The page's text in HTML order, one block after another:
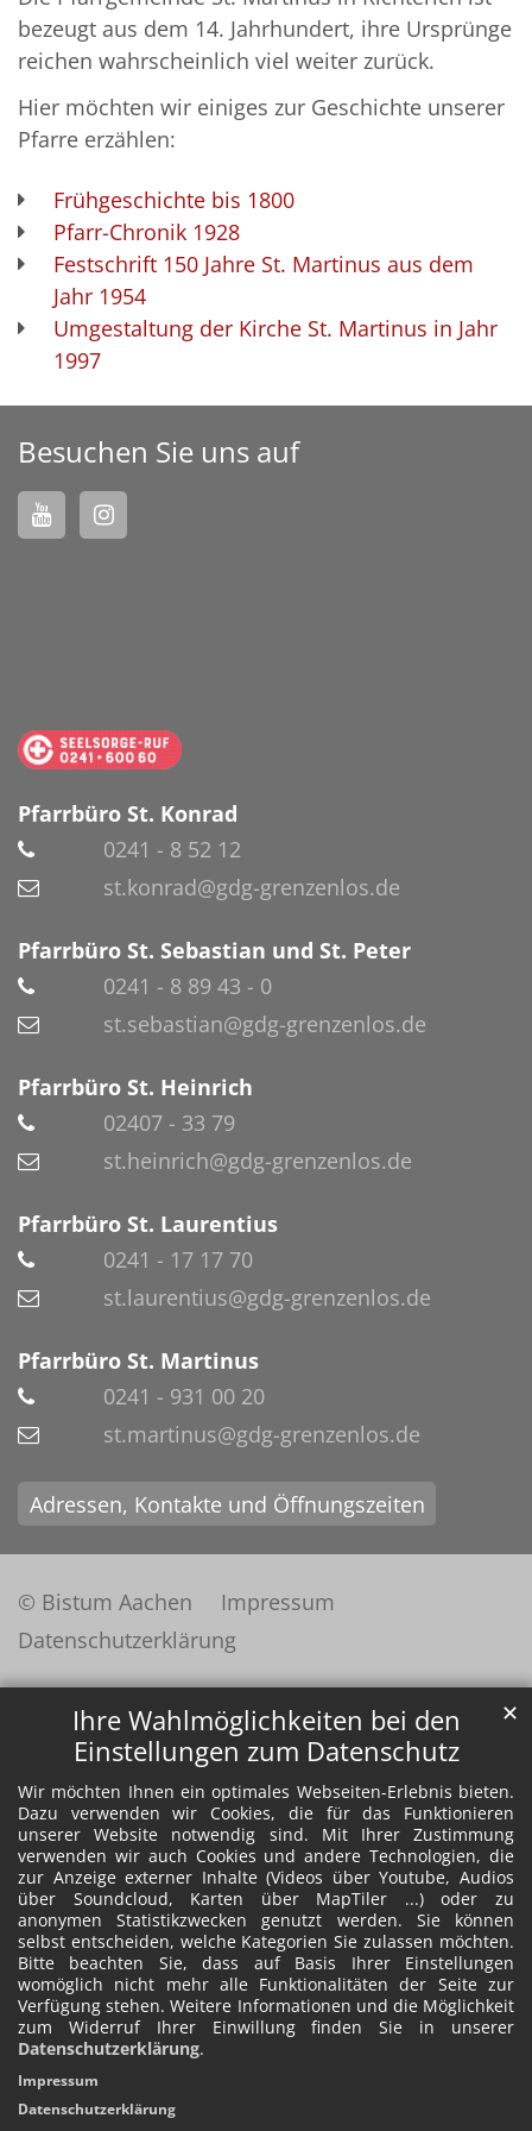
Ihre Wahlmöglichkeiten bei den
Einstellungen zum Datenschutz
Wir möchten Ihnen ein optimales Webseiten-Erlebnis bieten.
Dazu verwenden wir Cookies, die für das Funktionieren
unserer Website notwendig sind. Mit Ihrer Zustimmung
verwenden wir auch Cookies und andere Technologien, die
zur Anzeige externer Inhalte (Videos über Youtube, Audios
über Soundcloud, Karten über MapTiler ...) oder zu
anonymen Statistikzwecken genutzt werden. Sie können
selbst entscheiden, welche Kategorien Sie zulassen möchten.
Bitte beachten Sie, dass auf Basis Ihrer Einstellungen
womöglich nicht mehr alle Funktionalitäten der Seite zur
Verfügung stehen. Weitere Informationen und die Möglichkeit
zum Widerruf Ihrer Einwillung finden Sie in unserer
Datenschutzerklärung.
✕
Impressum
Datenschutzerklärung
bezeugt aus dem 14. Jahrhundert, ihre Ursprünge
reichen wahrscheinlich viel weiter zurück.
Hier möchten wir einiges zur Geschichte unserer
Pfarre erzählen:
Frühgeschichte bis 1800
Pfarr-Chronik 1928
Festschrift 150 Jahre St. Martinus aus dem
Jahr 1954
Umgestaltung der Kirche St. Martinus in Jahr
1997
Besuchen Sie uns auf
Pfarrbüro St. Konrad
0241 - 8 52 12
st.konrad@gdg-grenzenlos.de
Pfarrbüro St. Sebastian und St. Peter
0241 - 8 89 43 - 0
st.sebastian@gdg-grenzenlos.de
Pfarrbüro St. Heinrich
02407 - 33 79
st.heinrich@gdg-grenzenlos.de
Pfarrbüro St. Laurentius
0241 - 17 17 70
st.laurentius@gdg-grenzenlos.de
Pfarrbüro St. Martinus
0241 - 931 00 20
st.martinus@gdg-grenzenlos.de
Adressen, Kontakte und Öffnungszeiten
© Bistum Aachen
Impressum
Datenschutzerklärung